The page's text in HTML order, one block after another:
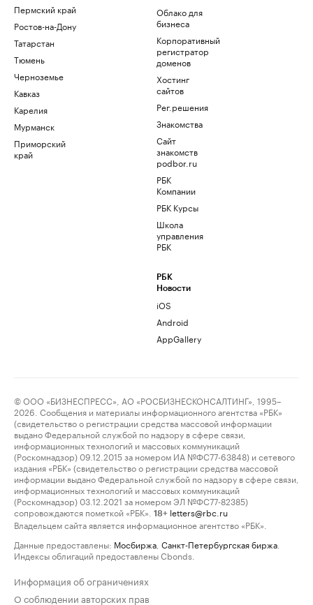
Пермский край
Ростов-на-Дону
Татарстан
Тюмень
Черноземье
Кавказ
Карелия
Мурманск
Приморский
край
Облако для
бизнеса
Корпоративный
регистратор
доменов
Хостинг
сайтов
Рег.решения
Знакомства
Сайт
знакомств
podbor.ru
РБК
Компании
РБК Курсы
Школа
управления
РБК
РБК
Новости
iOS
Android
AppGallery
© ООО «БИЗНЕСПРЕСС», АО «РОСБИЗНЕСКОНСАЛТИНГ», 1995–
2026. Сообщения и материалы информационного агентства «РБК»
(свидетельство о регистрации средства массовой информации
выдано Федеральной службой по надзору в сфере связи,
информационных технологий и массовых коммуникаций
(Роскомнадзор) 09.12.2015 за номером ИА №ФС77-63848) и сетевого
издания «РБК» (свидетельство о регистрации средства массовой
информации выдано Федеральной службой по надзору в сфере связи,
информационных технологий и массовых коммуникаций
(Роскомнадзор) 03.12.2021 за номером ЭЛ №ФС77-82385)
сопровождаются пометкой «РБК».
18+ letters@rbc.ru
Владельцем сайта является информационное агентство «РБК».
Данные предоставлены: Мосбиржа Санкт-Петербургская биржа
Индексы облигаций предоставлены Cbonds.
Информация об ограничениях
О соблюдении авторских прав